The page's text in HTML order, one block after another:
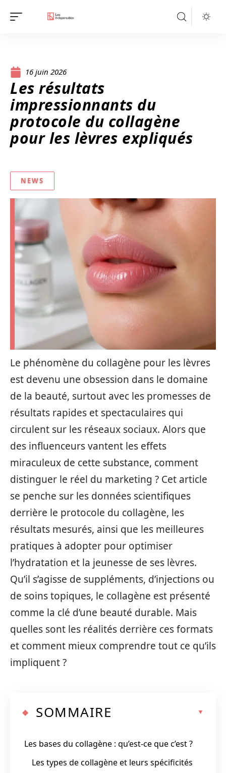
16 juin 2026
Les résultats
impressionnants du
protocole du collagène
pour les lèvres expliqués
NEWS
Le phénomène du collagène pour les lèvres
est devenu une obsession dans le domaine
de la beauté, surtout avec les promesses de
résultats rapides et spectaculaires qui
circulent sur les réseaux sociaux. Alors que
des influenceurs vantent les effets
miraculeux de cette substance, comment
distinguer le réel du marketing ? Cet article
se penche sur les données scientifiques
derrière le protocole du collagène, les
résultats mesurés, ainsi que les meilleures
pratiques à adopter pour optimiser
l’hydratation et la jeunesse de ses lèvres.
Qu’il s’agisse de suppléments, d’injections ou
de soins topiques, le collagène est présenté
comme la clé d’une beauté durable. Mais
quelles sont les réalités derrière ces formats
et comment mieux comprendre tout ce qu’ils
impliquent ?
SOMMAIRE
Les bases du collagène : qu’est-ce que c’est ?
Les types de collagène et leurs spécificités